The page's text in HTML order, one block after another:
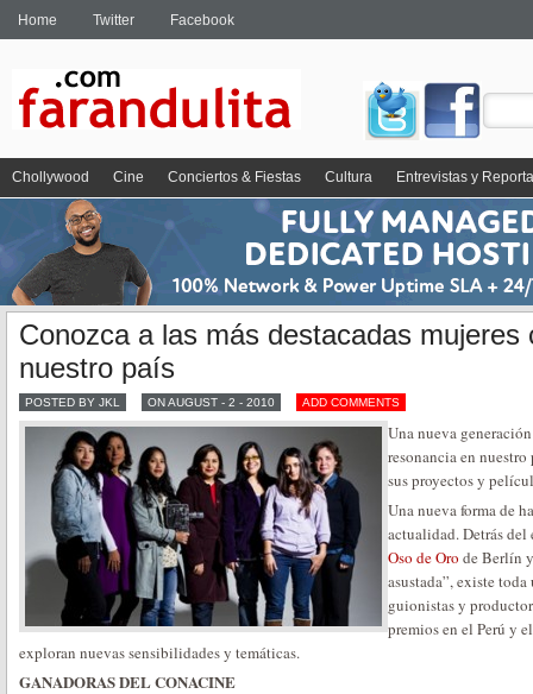
Home Twitter Facebook
Chollywood Cine Conciertos & Fiestas Cultura Entrevistas y
Conozca a las más destacadas mujeres
nuestro país
POSTED BY JKL ON AUGUST - 2 - 2010 ADD COMMENTS
Una nueva
resonancia en
sus proyectos y
Una nueva forma de
actualidad. Detrás
Oso de Oro de Berlín
asustada”, existe
guionistas y
premios en el Perú y
exploran nuevas sensibilidades y temáticas.
GANADORAS DEL CONACINE